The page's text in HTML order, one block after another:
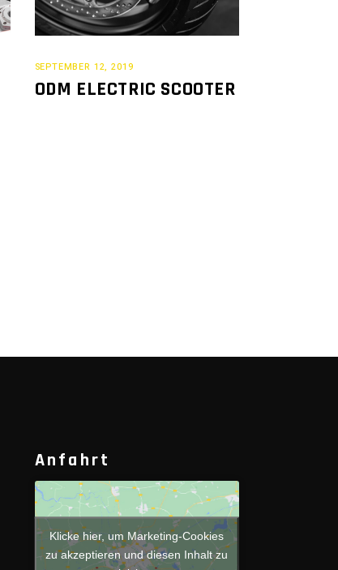
SEPTEMBER 12, 2019
ODM ELECTRIC SCOOTER
Anfahrt
Klicke hier, um Marketing-Cookies
zu akzeptieren und diesen Inhalt zu